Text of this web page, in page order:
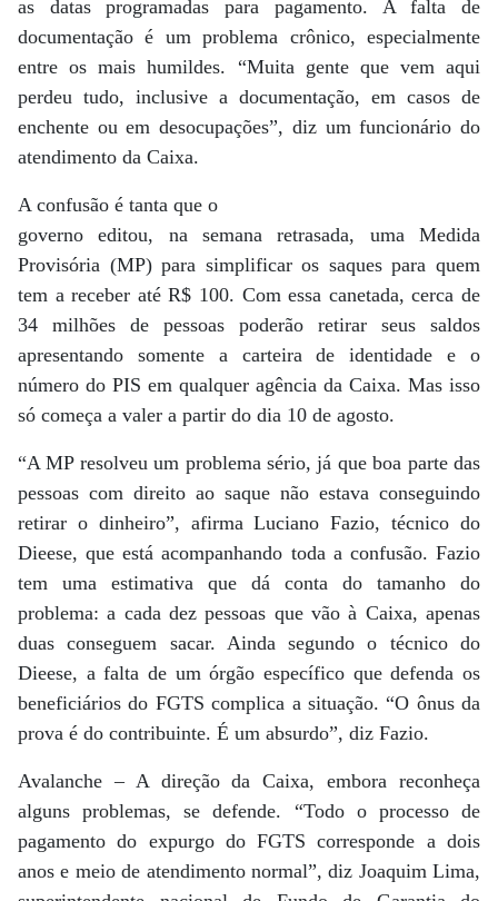
as datas programadas para pagamento. A falta de
documentação é um problema crônico, especialmente
entre os mais humildes. “Muita gente que vem aqui
perdeu tudo, inclusive a documentação, em casos de
enchente ou em desocupações”, diz um funcionário do
atendimento da Caixa.
A confusão é tanta que o
governo editou, na semana retrasada, uma Medida
Provisória (MP) para simplificar os saques para quem
tem a receber até R$ 100. Com essa canetada, cerca de
34 milhões de pessoas poderão retirar seus saldos
apresentando somente a carteira de identidade e o
número do PIS em qualquer agência da Caixa. Mas isso
só começa a valer a partir do dia 10 de agosto.
“A MP resolveu um problema sério, já que boa parte das
pessoas com direito ao saque não estava conseguindo
retirar o dinheiro”, afirma Luciano Fazio, técnico do
Dieese, que está acompanhando toda a confusão. Fazio
tem uma estimativa que dá conta do tamanho do
problema: a cada dez pessoas que vão à Caixa, apenas
duas conseguem sacar. Ainda segundo o técnico do
Dieese, a falta de um órgão específico que defenda os
beneficiários do FGTS complica a situação. “O ônus da
prova é do contribuinte. É um absurdo”, diz Fazio.
Avalanche – A direção da Caixa, embora reconheça
alguns problemas, se defende. “Todo o processo de
pagamento do expurgo do FGTS corresponde a dois
anos e meio de atendimento normal”, diz Joaquim Lima,